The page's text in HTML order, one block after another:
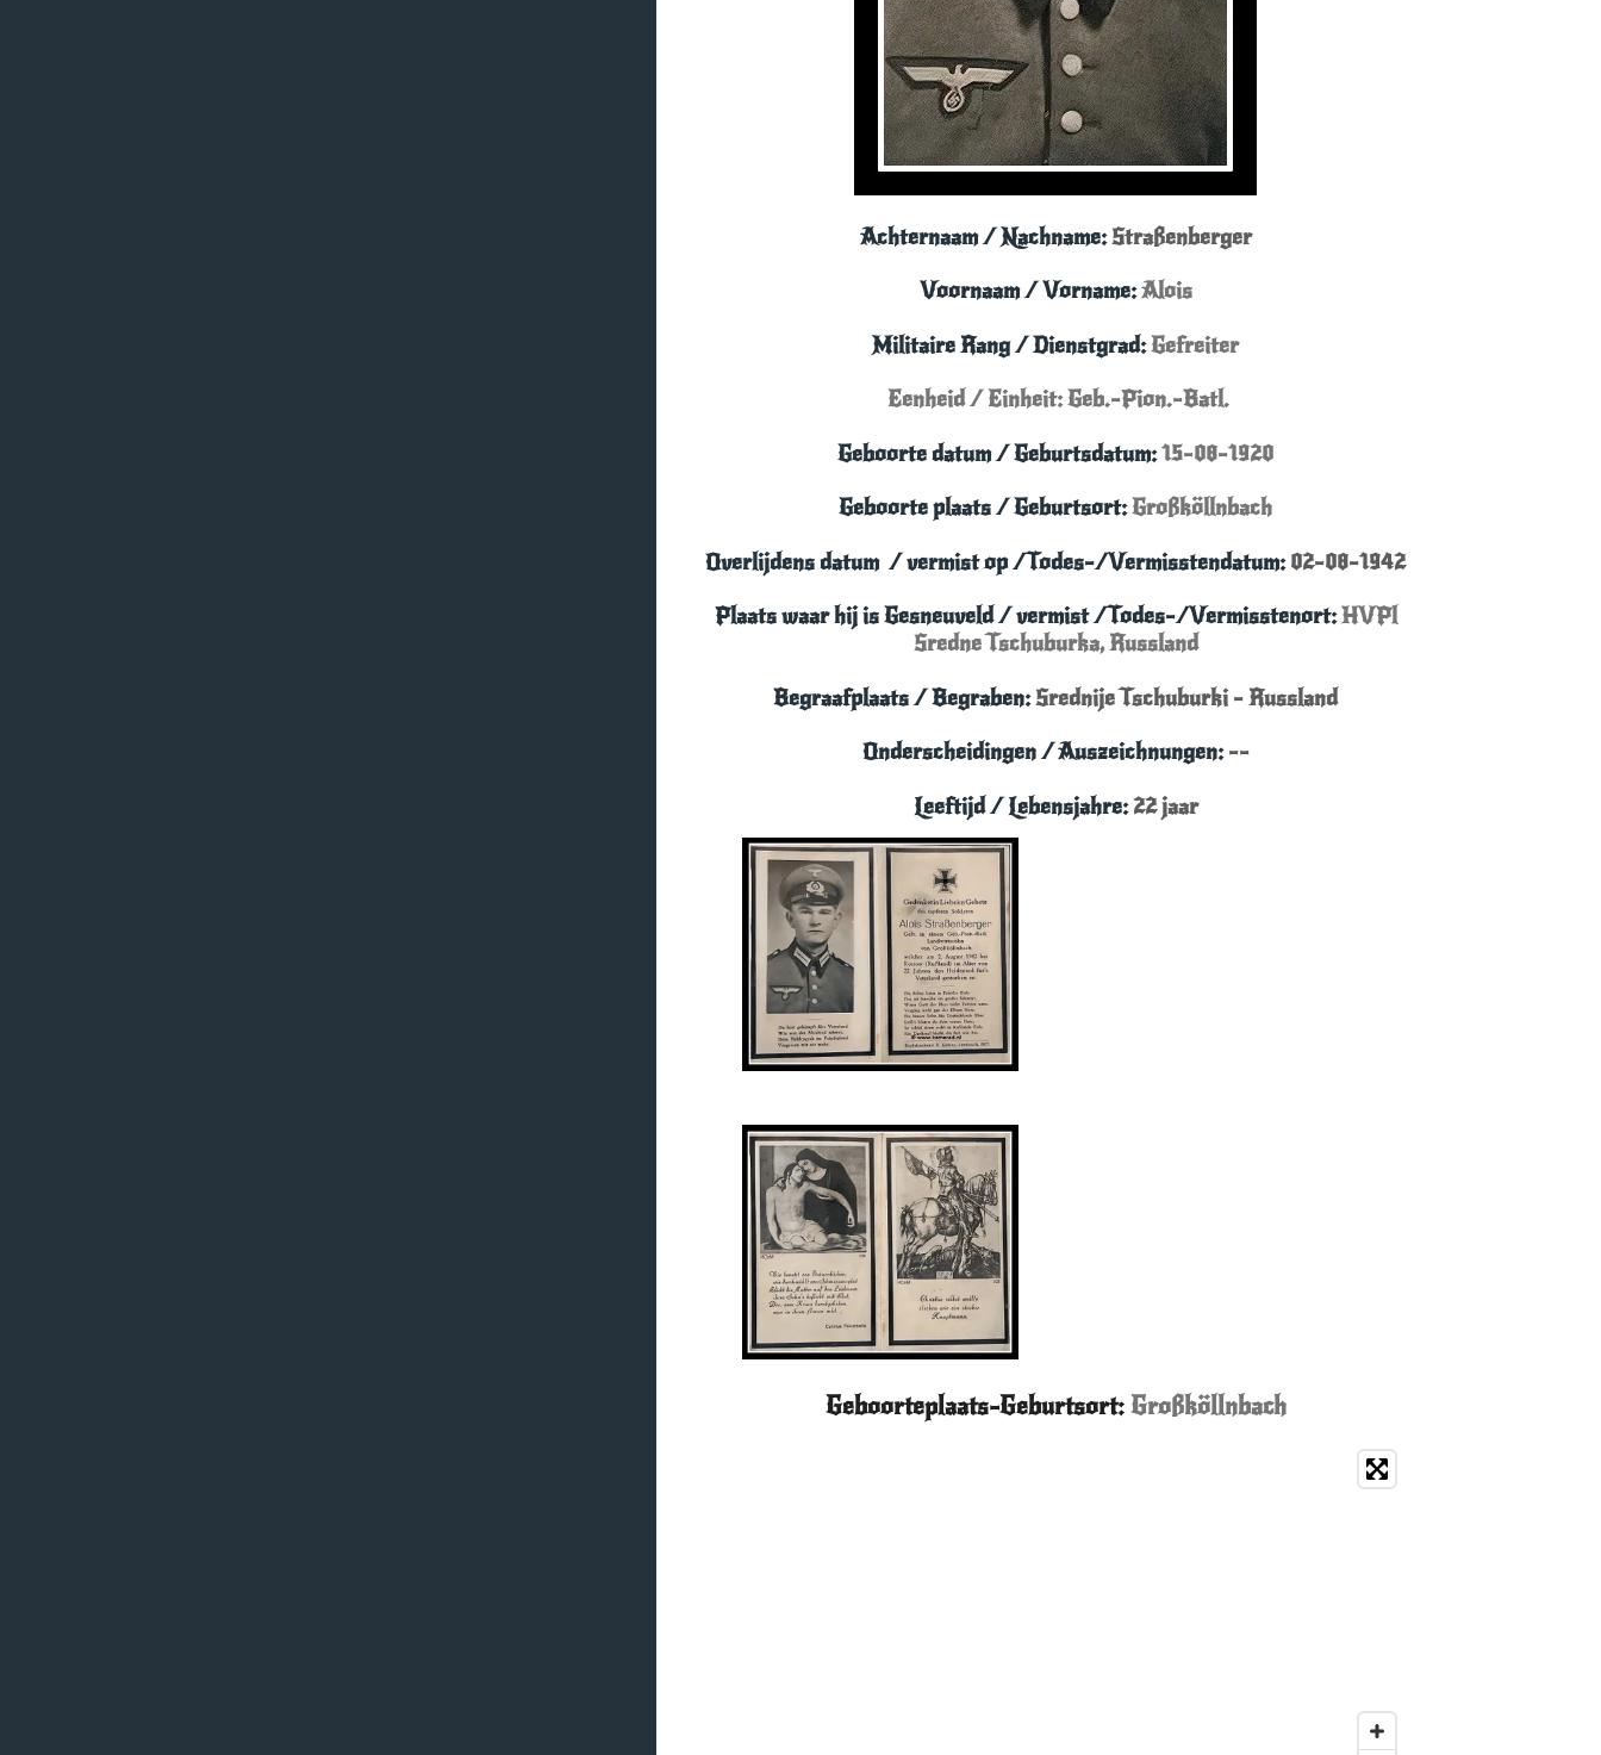
Achternaam / Nachname:Straßenberger
Voornaam / Vorname:Alois
Militaire Rang / Dienstgrad:Gefreiter
Eenheid / Einheit: Geb.-Pion.-Batl.
Geboorte datum / Geburtsdatum:15-08-1920
Geboorte plaats / Geburtsort:Großköllnbach
Overlijdens datum/vermistop /Todes-/Vermisstendatum:02-08-1942
Plaats waar hij is Gesneuveld/ vermist /Todes-/Vermisstenort:HVPl
Sredne Tschuburka, Russland
Begraafplaats / Begraben:Srednije Tschuburki - Russland
Onderscheidingen / Auszeichnungen: --
Leeftijd / Lebensjahre:22 jaar
Geboorteplaats-Geburtsort: Großköllnbach